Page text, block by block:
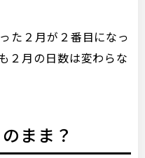
た２月が２番目になっ
２月の日数は変わらな
まま？